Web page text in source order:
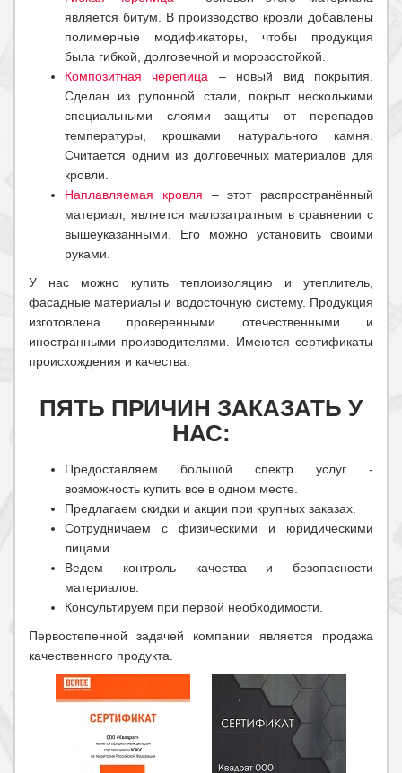
является битум. В производство кровли добавлены
полимерные модификаторы, чтобы продукция
была гибкой, долговечной и морозостойкой.
Композитная черепица – новый вид покрытия.
Сделан из рулонной стали, покрыт несколькими
специальными слоями защиты от перепадов
температуры, крошками натурального камня.
Считается одним из долговечных материалов для
кровли.
Наплавляемая кровля – этот распространённый
материал, является малозатратным в сравнении с
вышеуказанными. Его можно установить своими
руками.
У нас можно купить теплоизоляцию и утеплитель,
фасадные материалы и водосточную систему. Продукция
изготовлена проверенными отечественными и
иностранными производителями. Имеются сертификаты
происхождения и качества.
ПЯТЬ ПРИЧИН ЗАКАЗАТЬ У
НАС:
Предоставляем большой спектр услуг -
возможность купить все в одном месте.
Предлагаем скидки и акции при крупных заказах.
Сотрудничаем с физическими и юридическими
лицами.
Ведем контроль качества и безопасности
материалов.
Консультируем при первой необходимости.
Первостепенной задачей компании является продажа
качественного продукта.